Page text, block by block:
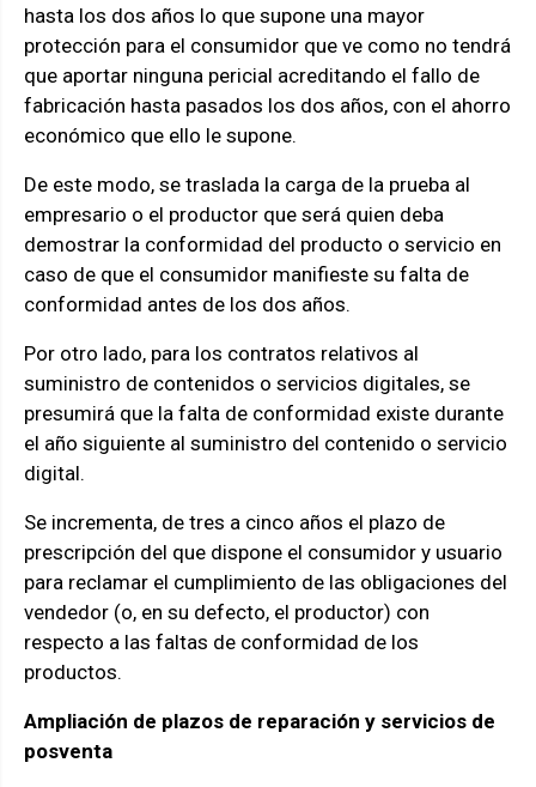
hasta los dos años lo que supone una mayor
protección para el consumidor que ve como no tendrá
que aportar ninguna pericial acreditando el fallo de
fabricación hasta pasados los dos años, con el ahorro
económico que ello le supone.
De este modo, se traslada la carga de la prueba al
empresario o el productor que será quien deba
demostrar la conformidad del producto o servicio en
caso de que el consumidor manifieste su falta de
conformidad antes de los dos años.
Por otro lado, para los contratos relativos al
suministro de contenidos o servicios digitales, se
presumirá que la falta de conformidad existe durante
el año siguiente al suministro del contenido o servicio
digital.
Se incrementa, de tres a cinco años el plazo de
prescripción del que dispone el consumidor y usuario
para reclamar el cumplimiento de las obligaciones del
vendedor (o, en su defecto, el productor) con
respecto a las faltas de conformidad de los
productos.
Ampliación de plazos de reparación y servicios de
posventa